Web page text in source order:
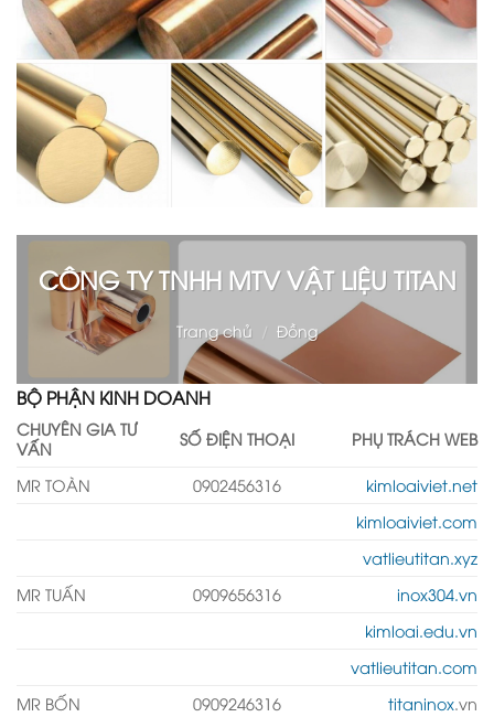
CÔNG TY TNHH MTV VẬT LIỆU TITAN
Trang chủ / Đồng
BỘ PHẬN KINH DOANH
CHUYÊN GIA TƯ
VẤN
SỐ ĐIỆN THOẠI PHỤ TRÁCH WEB
MR TOÀN 0902456316
kimloaiviet.net
kimloaiviet.com
vatlieutitan.xyz
MR TUẤN
0909656316
inox304.vn
kimloai.edu.vn
vatlieutitan.com
MR BỐN
0909246316 titaninox.vn